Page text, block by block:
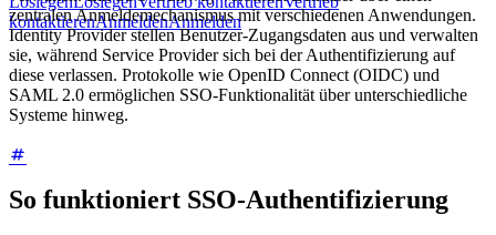
kontaktierenAnmeldenAnmelden
zentralen Anmeldemechanismus mit verschiedenen Anwendungen.
Identity Provider stellen Benutzer-Zugangsdaten aus und verwalten
sie, während Service Provider sich bei der Authentifizierung auf
diese verlassen. Protokolle wie OpenID Connect (OIDC) und
SAML 2.0 ermöglichen SSO-Funktionalität über unterschiedliche
Systeme hinweg.
So funktioniert SSO-Authentifizierung